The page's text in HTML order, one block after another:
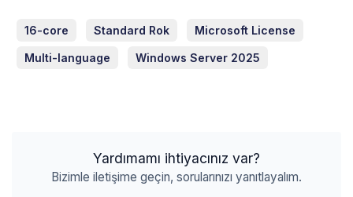
16-core Standard Rok Microsoft License
Multi-language Windows Server 2025
Yardımamı ihtiyacınız var?
Bizimle iletişime geçin, sorularınızı yanıtlayalım.